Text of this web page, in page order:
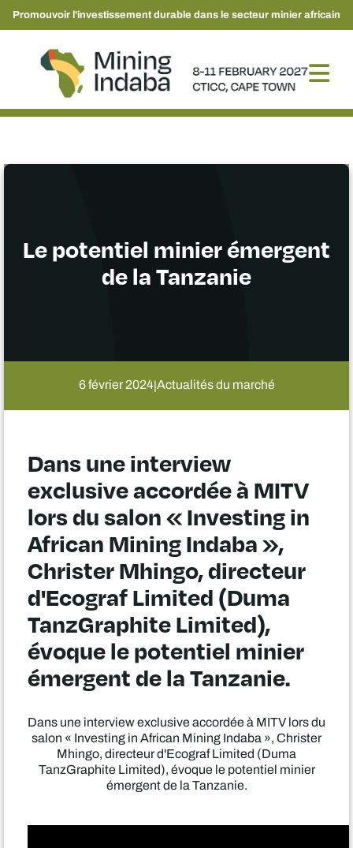
Promouvoir l'investissement durable dans le secteur minier africain
Le potentiel minier émergent
de la Tanzanie
6 février 2024|Actualités du marché
Dans une interview
exclusive accordée à MITV
lors du salon « Investing in
African Mining Indaba »,
Christer Mhingo, directeur
d'Ecograf Limited (Duma
TanzGraphite Limited),
évoque le potentiel minier
émergent de la Tanzanie.
Dans une interview exclusive accordée à MITV lors du
salon « Investing in African Mining Indaba », Christer
Mhingo, directeur d'Ecograf Limited (Duma
TanzGraphite Limited), évoque le potentiel minier
émergent de la Tanzanie.